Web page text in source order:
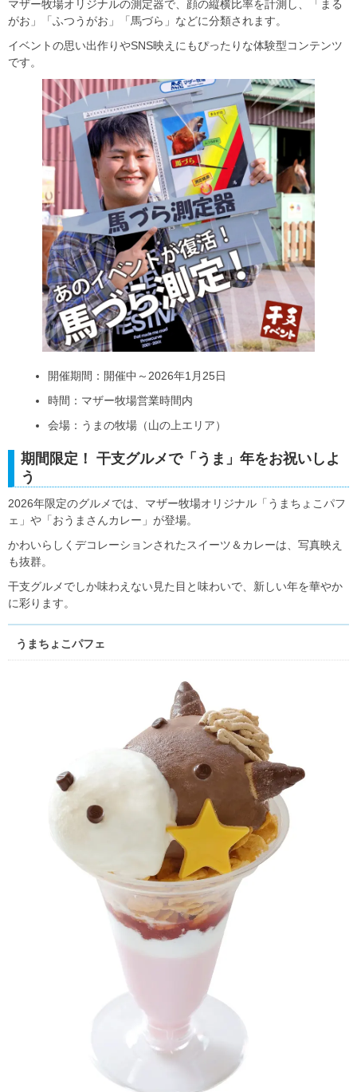
マザー牧場オリジナルの測定器で、顔の縦横比率を計測し、「まる
がお」「ふつうがお」「馬づら」などに分類されます。
イベントの思い出作りやSNS映えにもぴったりな体験型コンテンツ
です。
開催期間：開催中～2026年1月25日
時間：マザー牧場営業時間内
会場：うまの牧場（山の上エリア）
期間限定！ 干支グルメで「うま」年をお祝いしよ
う
2026年限定のグルメでは、マザー牧場オリジナル「うまちょこパフ
ェ」や「おうまさんカレー」が登場。
かわいらしくデコレーションされたスイーツ＆カレーは、写真映え
も抜群。
干支グルメでしか味わえない見た目と味わいで、新しい年を華やか
に彩ります。
うまちょこパフェ